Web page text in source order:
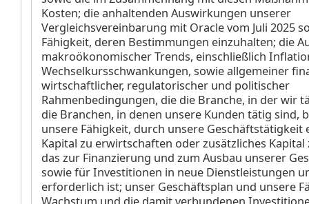
Kosten; die anhaltenden Auswirkungen unserer
Vergleichsvereinbarung mit Oracle vom Juli 2025
Fähigkeit, deren Bestimmungen einzuhalten; die
makroökonomischer Trends, einschließlich
Wechselkursschwankungen, sowie allgemeiner
wirtschaftlicher, regulatorischer und politischer
Rahmenbedingungen, die die Branche, in der wir
die Branchen, in denen unsere Kunden tätig sind,
unsere Fähigkeit, durch unsere Geschäftstätigkeit
Kapital zu erwirtschaften oder zusätzliches Kapital
das zur Finanzierung und zum Ausbau unserer
sowie für Investitionen in neue Dienstleistungen
erforderlich ist; unser Geschäftsplan und unsere